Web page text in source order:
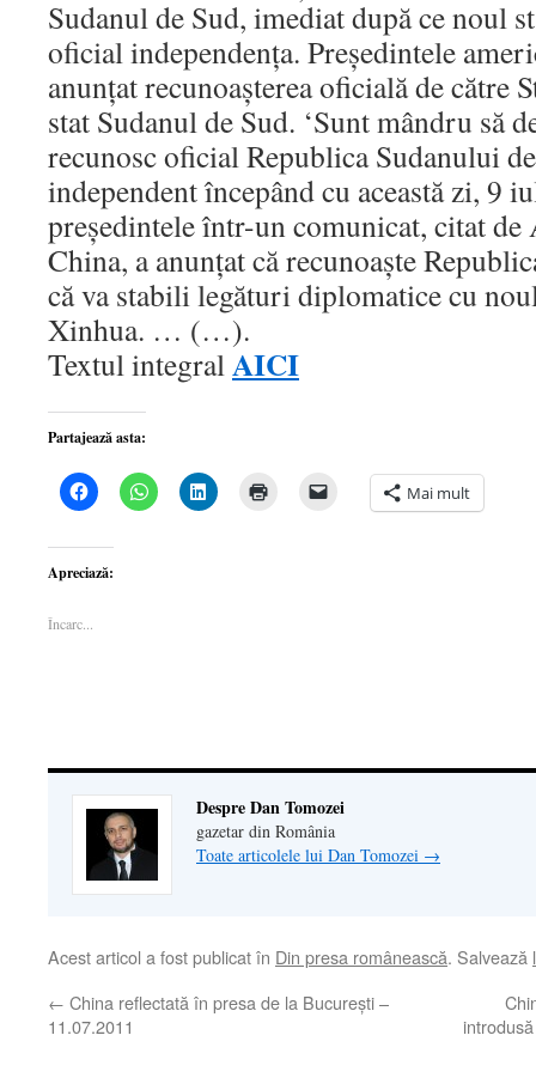
Sudanul de Sud, imediat după ce noul
oficial independenţa. Preşedintele
anunţat recunoaşterea oficială de către
stat Sudanul de Sud. ‘Sunt mândru să
recunosc oficial Republica Sudanului
independent începând cu această zi, 9
preşedintele într-un comunicat, citat de
China, a anunţat că recunoaşte
că va stabili legături diplomatice cu
Xinhua. … (…).
Textul integralAICI
Partajează asta:
Dă
clic
partaja
pe
Facebook(Se
o
Dă
clic
Dă
clic
pentru
Mai mult
Apreciază:
Încarc...
Despre Dan Tomozei
gazetar din România
Toate articolele lui Dan Tomozei →
Acest articol a fost publicat în Din presa românească. Salvează
← China reflectată în presa de la Bucureşti –
11.07.2011